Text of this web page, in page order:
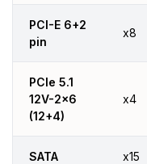
PCI-E 6+2
pin
x8
PCIe 5.1
12V-2x6
(12+4)
x4
SATA x15